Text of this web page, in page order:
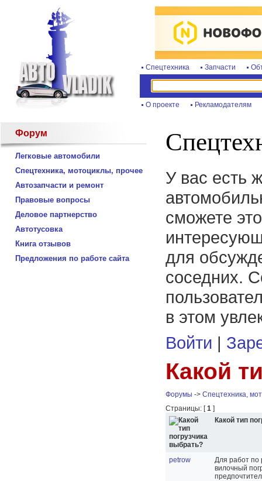
Спецтехника Запчасти
О проекте Рекламодателям
Форум
Легковые автомобили
Спецтехника, мотоциклы, прочее
Автозапчасти и ремонт
Правовые вопросы
Деловое партнерство
Автотусовка
Книга отзывов
Предложения по работе сайта
У вас есть
сможете
для
соседних.
в этом
Войти |
Какой
Форумы -> Спецтехника,
Страницы: [1 ]
Какой тип
petrow
Для работ по
вилочный